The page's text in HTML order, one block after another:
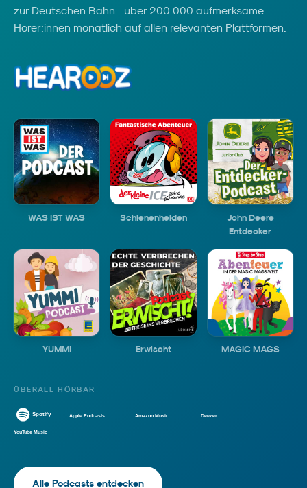
zur Deutschen Bahn - über 200.000 aufmerksame
Hörer:innen monatlich auf allen relevanten Plattformen.
WAS IST WAS Schienenhelden
John Deere
Entdecker
YUMMI Erwischt MAGIC MAGS
ÜBERALL HÖRBAR
Alle Podcasts entdecken